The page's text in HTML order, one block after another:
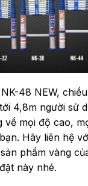
48 NEW,
4,8m người sử
về mọi độ cao,
Hãy liên hệ
phẩm vàng
này nhé.